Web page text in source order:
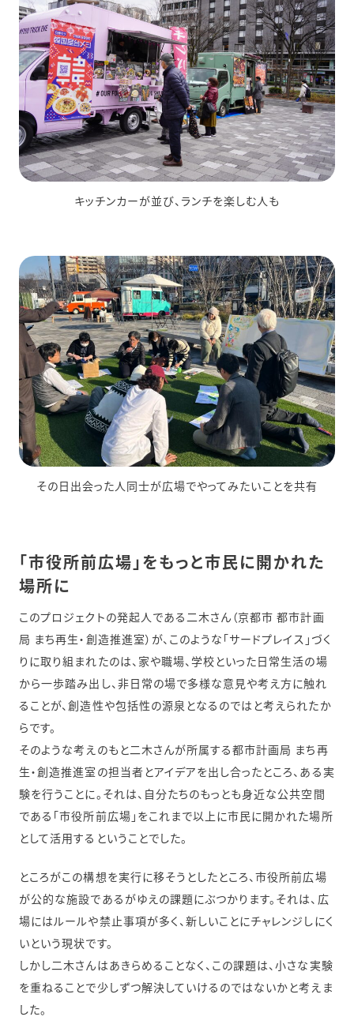
キッチンカーが並び、ランチを楽しむ人も
その日出会った人同士が広場でやってみたいことを共有
「市役所前広場」をもっと市民に開かれた
場所に
このプロジェクトの発起人である二木さん（京都市 都市計画
局 まち再生・創造推進室）が、このような「サードプレイス」づく
りに取り組まれたのは、家や職場、学校といった日常生活の場
から一歩踏み出し、非日常の場で多様な意見や考え方に触れ
ることが、創造性や包括性の源泉となるのではと考えられたか
らです。
そのような考えのもと二木さんが所属する都市計画局 まち再
生・創造推進室の担当者とアイデアを出し合ったところ、ある実
験を行うことに。それは、自分たちのもっとも身近な公共空間
である「市役所前広場」をこれまで以上に市民に開かれた場所
として活用するということでした。
ところがこの構想を実行に移そうとしたところ、市役所前広場
が公的な施設であるがゆえの課題にぶつかります。それは、広
場にはルールや禁止事項が多く、新しいことにチャレンジしにく
いという現状です。
しかし二木さんはあきらめることなく、この課題は、小さな実験
を重ねることで少しずつ解決していけるのではないかと考えま
した。